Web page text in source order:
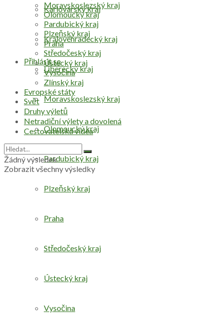
Přihlásit se
Karlovarský kraj
Královéhradecký kraj
Liberecký kraj
Moravskoslezský kraj
Olomoucký kraj
Pardubický kraj
Plzeňský kraj
Praha
Středočeský kraj
Ústecký kraj
Vysočina
Moravskoslezský kraj
Olomoucký kraj
Pardubický kraj
Plzeňský kraj
Praha
Středočeský kraj
Ústecký kraj
Vysočina
Zlínský kraj
Evropské státy
Svět
Druhy výletů
Netradiční výlety a dovolená
Cestovatelská videa
Žádný výsledek
Zobrazit všechny výsledky